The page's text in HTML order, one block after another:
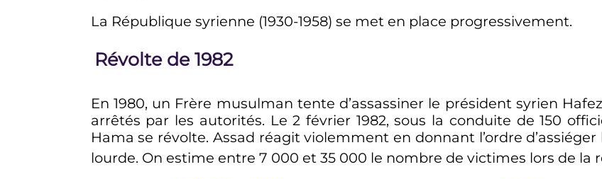
La République syrienne (1930-1958) se met en place progressivement.
Révolte de 1982
En 1980, un Frère musulman tente d’assassiner le président syrien
arrêtés par les autorités. Le2 février 1982, sous la conduite de 150
Hama se révolte. Assad réagit violemment en donnant l’ordre
lourde. On estime entre 7 000 et 35 000 le nombre de victimes lors de la